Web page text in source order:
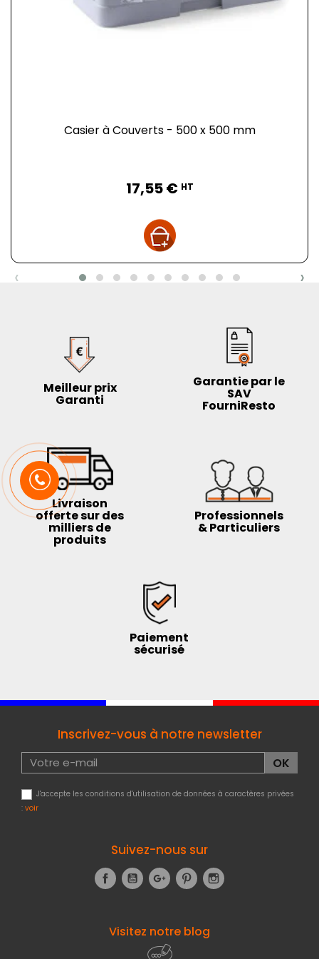
Casier à Couverts - 500 x 500 mm
17,55 € HT
‹ ›
Meilleur prix
Garanti
Garantie par le
SAV
FourniResto
Livraison
offerte sur des
milliers de
produits
Professionnels
& Particuliers
Paiement
sécurisé
Inscrivez-vous à notre newsletter
J'accepte les conditions d'utilisation de données à caractères privées
: voir
Suivez-nous sur
FacebookYouTubeGoogle+Pinterest
Visitez notre blog